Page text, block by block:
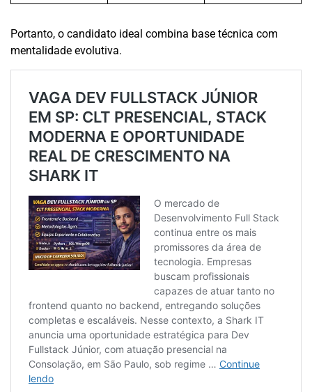
Portanto, o candidato ideal combina base técnica com
mentalidade evolutiva.